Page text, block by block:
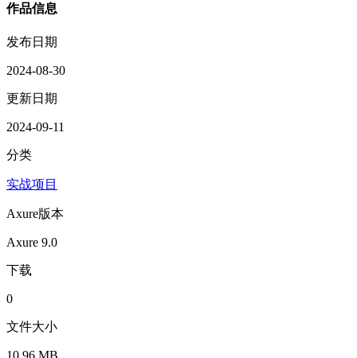
作品信息
发布日期
2024-08-30
更新日期
2024-09-11
分类
实战项目
Axure版本
Axure 9.0
下载
0
文件大小
10.96 MB